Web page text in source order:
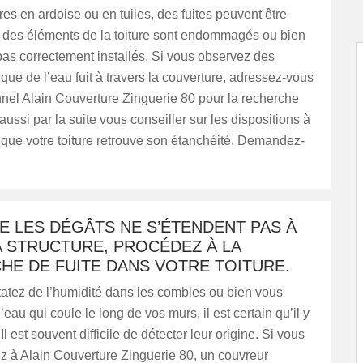
en ardoise ou en tuiles, des fuites peuvent être
éléments de la toiture sont endommagés ou bien
correctement installés. Si vous observez des
de l’eau fuit à travers la couverture, adressez-vous
Alain Couverture Zinguerie 80 pour la recherche
par la suite vous conseiller sur les dispositions à
votre toiture retrouve son étanchéité. Demandez-
LES DÉGÂTS NE S’ÉTENDENT PAS À
STRUCTURE, PROCÉDEZ À LA
DE FUITE DANS VOTRE TOITURE.
de l’humidité dans les combles ou bien vous
qui coule le long de vos murs, il est certain qu’il y
Il est souvent difficile de détecter leur origine. Si vous
à Alain Couverture Zinguerie 80, un couvreur